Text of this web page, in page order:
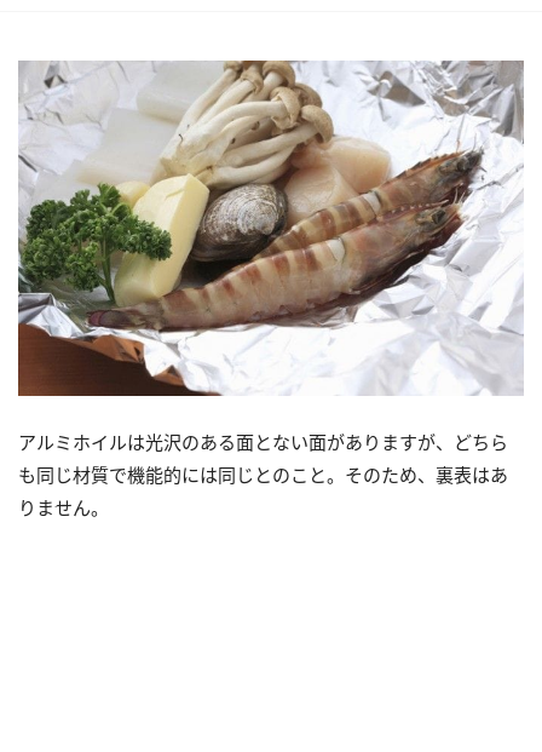
アルミホイルは光沢のある面とない面がありますが、どちら
も同じ材質で機能的には同じとのこと。そのため、裏表はあ
りません。